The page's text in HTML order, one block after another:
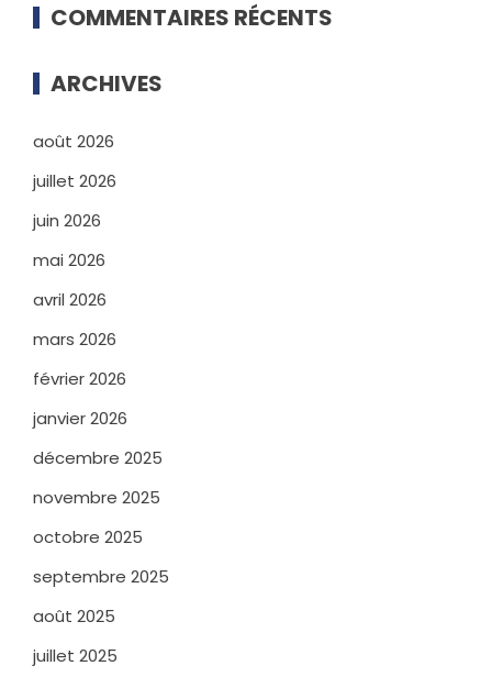
COMMENTAIRES RÉCENTS
ARCHIVES
août 2026
juillet 2026
juin 2026
mai 2026
avril 2026
mars 2026
février 2026
janvier 2026
décembre 2025
novembre 2025
octobre 2025
septembre 2025
août 2025
juillet 2025